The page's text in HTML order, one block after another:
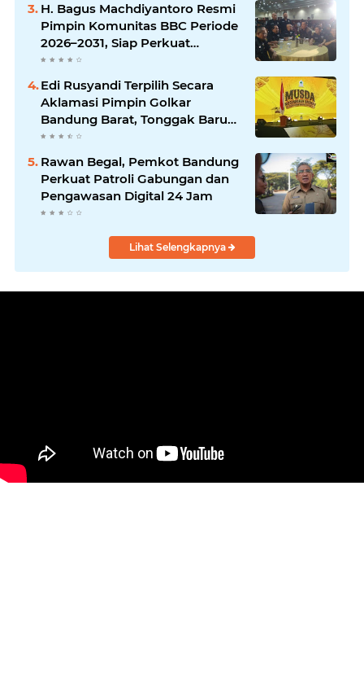
H. Bagus Machdiyantoro Resmi
Pimpin Komunitas BBC Periode
2026–2031, Siap Perkuat
Solidaritas dan Hadirkan
Program Nyata untuk
Masyarakat
Edi Rusyandi Terpilih Secara
Aklamasi Pimpin Golkar
Bandung Barat, Tonggak Baru
Kepemimpinan Harmonis
"Turun Ranjang"
Rawan Begal, Pemkot Bandung
Perkuat Patroli Gabungan dan
Pengawasan Digital 24 Jam
Lihat Selengkapnya